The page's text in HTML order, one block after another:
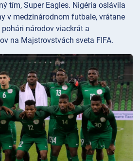
tím, Super Eagles. Nigéria oslávila
v medzinárodnom futbale, vrátane
národov viackrát a
na Majstrovstvách sveta FIFA.